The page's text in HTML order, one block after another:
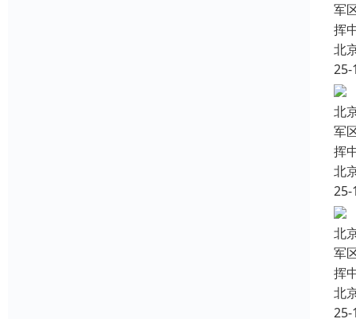
军
挥
北
25-
北
军
挥
北
25-
北
军
挥
北
25-